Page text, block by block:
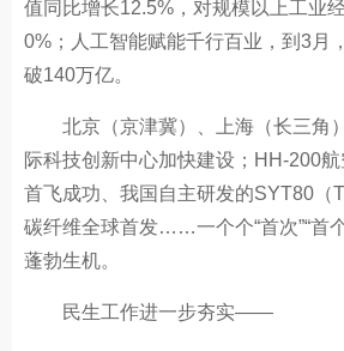
值同比增长12.5%，对规模以上工业
0%；人工智能赋能千行百业，到3月
破140万亿。
北京（京津冀）、上海（长三角
际科技创新中心加快建设；HH-200
首飞成功、我国自主研发的SYT80（
碳纤维全球首发……一个个“首次”“首
蓬勃生机。
民生工作进一步夯实——